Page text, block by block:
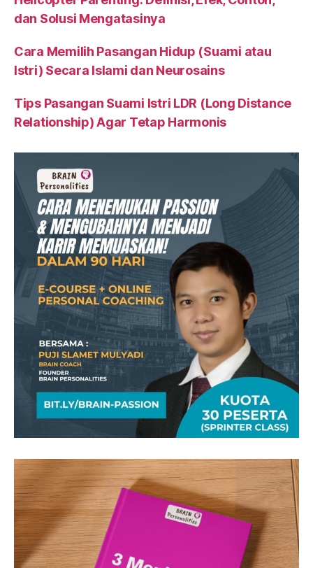
dan Solusi Mengatasinya
Cara Memilih Pasangan Hidup (Suami atau
Istri) Secara Islami dan Neurosains
Tips Pasangan Suami Istri LDR (Long Distance
Relationship) Agar Tetap Harmonis